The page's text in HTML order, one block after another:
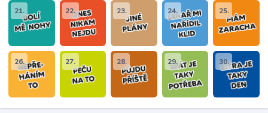
21. 22. 23. 24. 25.
26. 27. 28. 29. 30.